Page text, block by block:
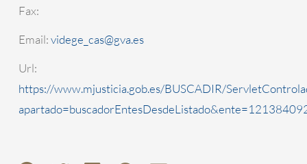
Fax:
Email:videge_cas@gva.es
Url:
https://www.mjusticia.gob.es/BUSCADIR/